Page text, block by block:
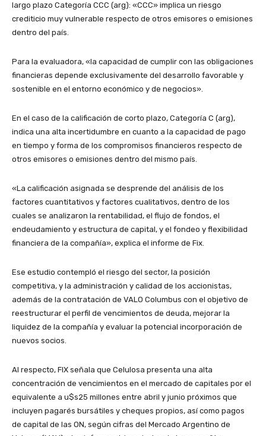
largo plazo Categoría CCC (arg): «CCC» implica un riesgo
crediticio muy vulnerable respecto de otros emisores o emisiones
dentro del país.
Para la evaluadora, «la capacidad de cumplir con las obligaciones
financieras depende exclusivamente del desarrollo favorable y
sostenible en el entorno económico y de negocios».
En el caso de la calificación de corto plazo, Categoría C (arg),
indica una alta incertidumbre en cuanto a la capacidad de pago
en tiempo y forma de los compromisos financieros respecto de
otros emisores o emisiones dentro del mismo país.
«La calificación asignada se desprende del análisis de los
factores cuantitativos y factores cualitativos, dentro de los
cuales se analizaron la rentabilidad, el flujo de fondos, el
endeudamiento y estructura de capital, y el fondeo y flexibilidad
financiera de la compañía», explica el informe de Fix.
Ese estudio contempló el riesgo del sector, la posición
competitiva, y la administración y calidad de los accionistas,
además de la contratación de VALO Columbus con el objetivo de
reestructurar el perfil de vencimientos de deuda, mejorar la
liquidez de la compañía y evaluar la potencial incorporación de
nuevos socios.
Al respecto, FIX señala que Celulosa presenta una alta
concentración de vencimientos en el mercado de capitales por el
equivalente a u$s25 millones entre abril y junio próximos que
incluyen pagarés bursátiles y cheques propios, así como pagos
de capital de las ON, según cifras del Mercado Argentino de